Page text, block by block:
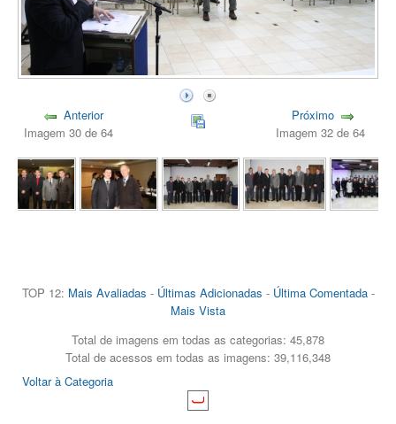
Anterior
Imagem 30 de 64
Próximo
Imagem 32 de 64
TOP 12: Mais Avaliadas - Últimas Adicionadas - Última Comentada-
Mais Vista
Total de imagens em todas as categorias: 45,878
Total de acessos em todas as imagens: 39,116,348
Voltar à Categoria